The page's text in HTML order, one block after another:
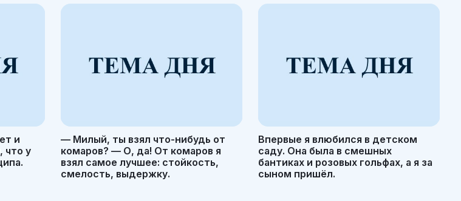
и
что у
— Милый, ты взял что-нибудь от
комаров? — О, да! От комаров я
взял самое лучшее: стойкость,
смелость, выдержку.
Впервые я влюбился в детском
саду. Она была в смешных
бантиках и розовых гольфах, а я за
сыном пришёл.